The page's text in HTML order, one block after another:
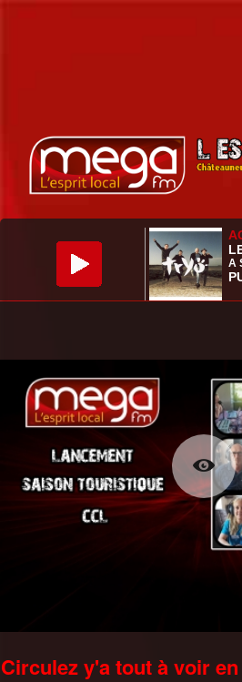
Circulez y'a tout à voir